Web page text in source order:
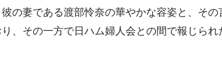
の妻である渡部怜奈の華やかな容姿と、そ
、その一方で日ハム婦人会との間で報じら